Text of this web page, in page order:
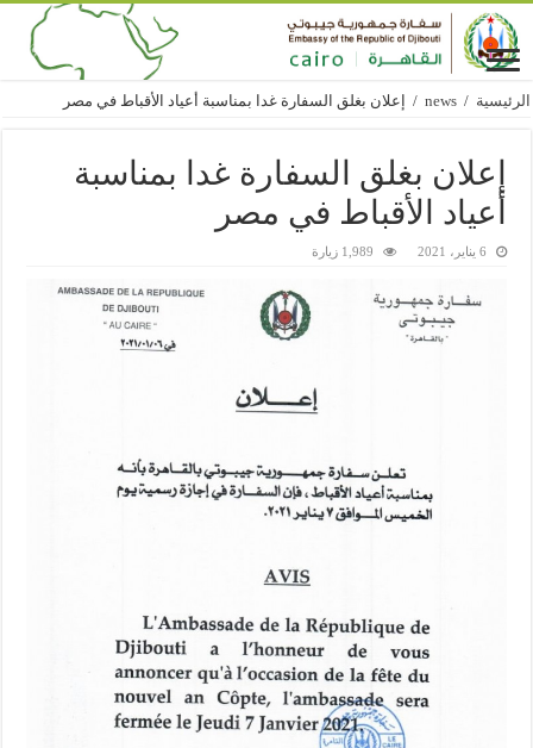
الرئيسية /
news
/ إعلان بغلق السفارة غدا بمناسبة أعياد الأقباط في مصر
إعلان بغلق السفارة غدا بمناسبة
أعياد الأقباط في مصر
6 يناير، 2021 1,989 زيارة